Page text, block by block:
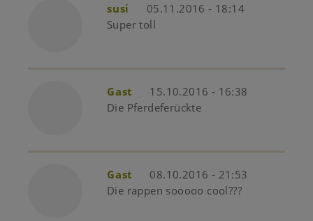
susi
05.11.2016 - 18:14
Super toll
Gast
15.10.2016 - 16:38
Die Pferdeferückte
Gast
08.10.2016 - 21:53
Die rappen sooooo cool???